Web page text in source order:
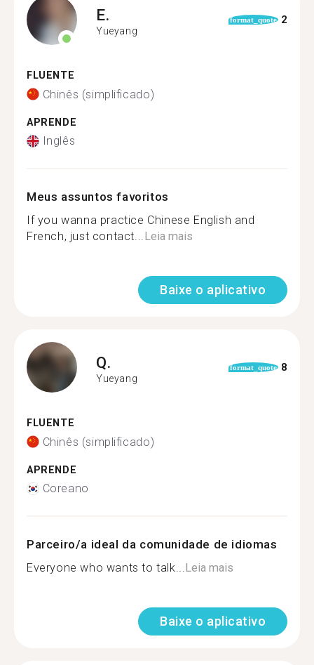
E.
Yueyang
format_quote 2
FLUENTE
Chinês (simplificado)
APRENDE
Inglês
Meus assuntos favoritos
If you wanna practice Chinese English and
French, just contact...Leia mais
Baixe o aplicativo
Q.
Yueyang
format_quote 8
FLUENTE
Chinês (simplificado)
APRENDE
Coreano
Parceiro/a ideal da comunidade de idiomas
Everyone who wants to talk...Leia mais
Baixe o aplicativo